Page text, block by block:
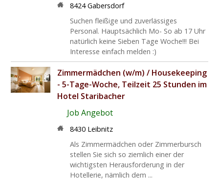
8424 Gabersdorf
Suchen fleißige und zuverlässiges
Personal. Hauptsächlich Mo- So ab 17 Uhr
natürlich keine Sieben Tage Woche!!! Bei
Interesse einfach melden :)
Zimmermädchen (w/m) / Housekeeping
- 5-Tage-Woche, Teilzeit 25 Stunden im
Hotel Staribacher
Job Angebot
8430 Leibnitz
Als Zimmermädchen oder Zimmerbursch
stellen Sie sich so ziemlich einer der
wichtigsten Herausforderung in der
Hotellerie, nämlich dem ...